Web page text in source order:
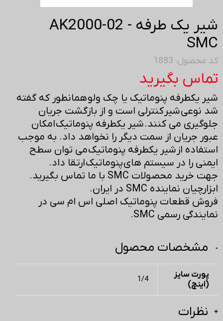
شیر یک طرفه AK2000-02 -
SMC
کد محصول: 1883
تماس بگیرید
شیر یکطرفه پنوماتیک یا چک ولو همانطور که گفته
شد نوعی شیر کنترلی است و از بازگشت جریان
جلوگیری می کنند. شیر یکطرفه پنوماتیک امکان
عبور جریان از سمت دیگر را نخواهد داد. به موجب
استفاده از شیر یکطرفه پنوماتیک می توان سطح
ایمنی را در سیستم های پنوماتیک ارتقا داد.
جهت خرید محصولات SMC با ما تماس بگیرید.
ابزارچیان نماینده SMC در ایران.
فروش قطعات پنوماتیک اصلی اس ام سی در
نمایندگی رسمی SMC.
مشخصات محصول
پورت سایز
(اینچ)
1/4
نظرات